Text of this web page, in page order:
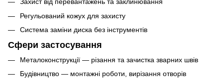
Захист від перевантажень та заклинювання
Регульований кожух для захисту
Система заміни диска без інструментів
Сфери застосування
Металоконструкції — різання та зачистка зварних швів
Будівництво — монтажні роботи, вирізання отворів